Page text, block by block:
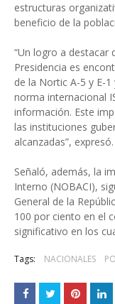
estructuras
beneficio de la
“Un logro a destacar
Presidencia es
de la Nortic A-5 y E-
norma internacional
información. Este
las instituciones
alcanzadas”, expresó.
Señaló, además, la
Interno (NOBACI),
General de la
100 por ciento en el
significativo en los
Tags: NACIONALES